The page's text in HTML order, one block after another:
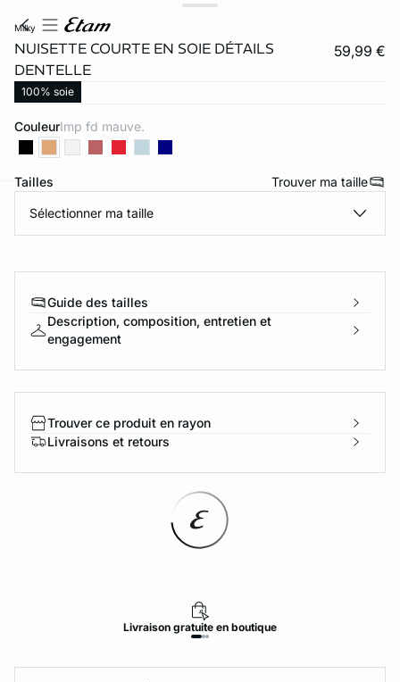
milky
NUISETTE COURTE EN SOIE DÉTAILS
DENTELLE
59,99 €
100% soie
Couleur imp fd mauve.
Tailles Trouver ma taille
Sélectionner ma taille
Guide des tailles
Description, composition, entretien et
engagement
Trouver ce produit en rayon
Livraisons et retours
Livraison gratuite en boutique